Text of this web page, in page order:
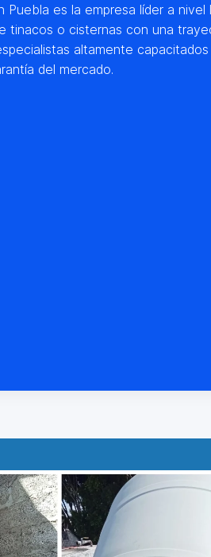
Puebla es la empresa líder a nivel
tinacos o cisternas con una
altamente
del mercado.